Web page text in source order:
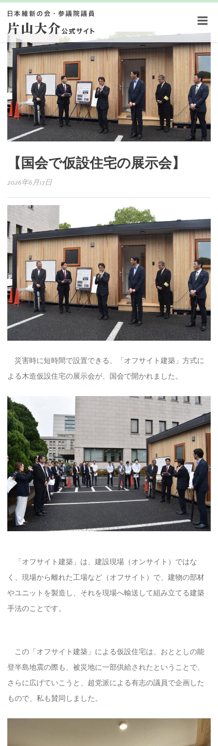
【国会で仮設住宅の展示会】
2026年6月17日
災害時に短時間で設置できる、「オフサイト建築」方式に
よる木造仮設住宅の展示会が、国会で開かれました。
「オフサイト建築」は、建設現場（オンサイト）ではな
く、現場から離れた工場など（オフサイト）で、建物の部材
やユニットを製造し、それを現場へ輸送して組み立てる建築
手法のことです。
この「オフサイト建築」による仮設住宅は、おととしの能
登半島地震の際も、被災地に一部供給されたということで、
さらに広げていこうと、超党派による有志の議員で企画した
もので、私も賛同しました。